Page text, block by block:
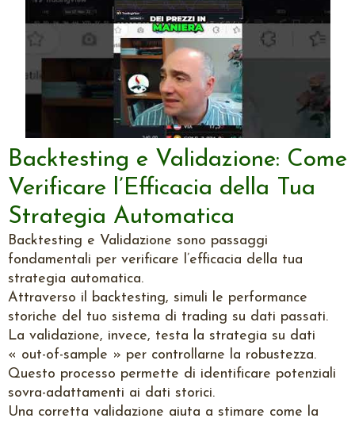
Backtesting e Validazione: Come
Verificare l’Efficacia della Tua
Strategia Automatica
Backtesting e Validazione sono passaggi
fondamentali per verificare l’efficacia della tua
strategia automatica.
Attraverso il backtesting, simuli le performance
storiche del tuo sistema di trading su dati passati.
La validazione, invece, testa la strategia su dati
« out-of-sample » per controllarne la robustezza.
Questo processo permette di identificare potenziali
sovra-adattamenti ai dati storici.
Una corretta validazione aiuta a stimare come la